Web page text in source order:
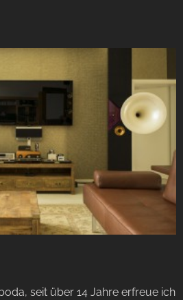
seit über 14 Jahre erfreue ich